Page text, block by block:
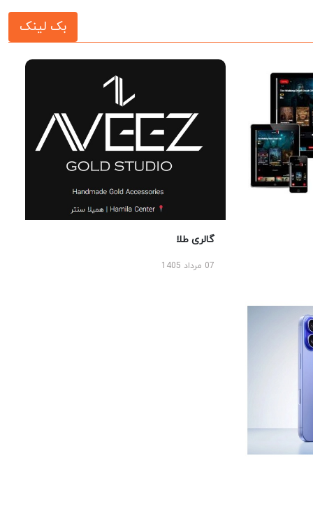
بک لینک
گالری طلا
07 مرداد 1405